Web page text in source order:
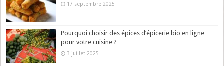
17 septembre 2025
Pourquoi choisir des épices d’épicerie bio en ligne
pour votre cuisine ?
3 juillet 2025